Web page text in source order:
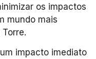
os impactos
mundo mais
impacto imediato